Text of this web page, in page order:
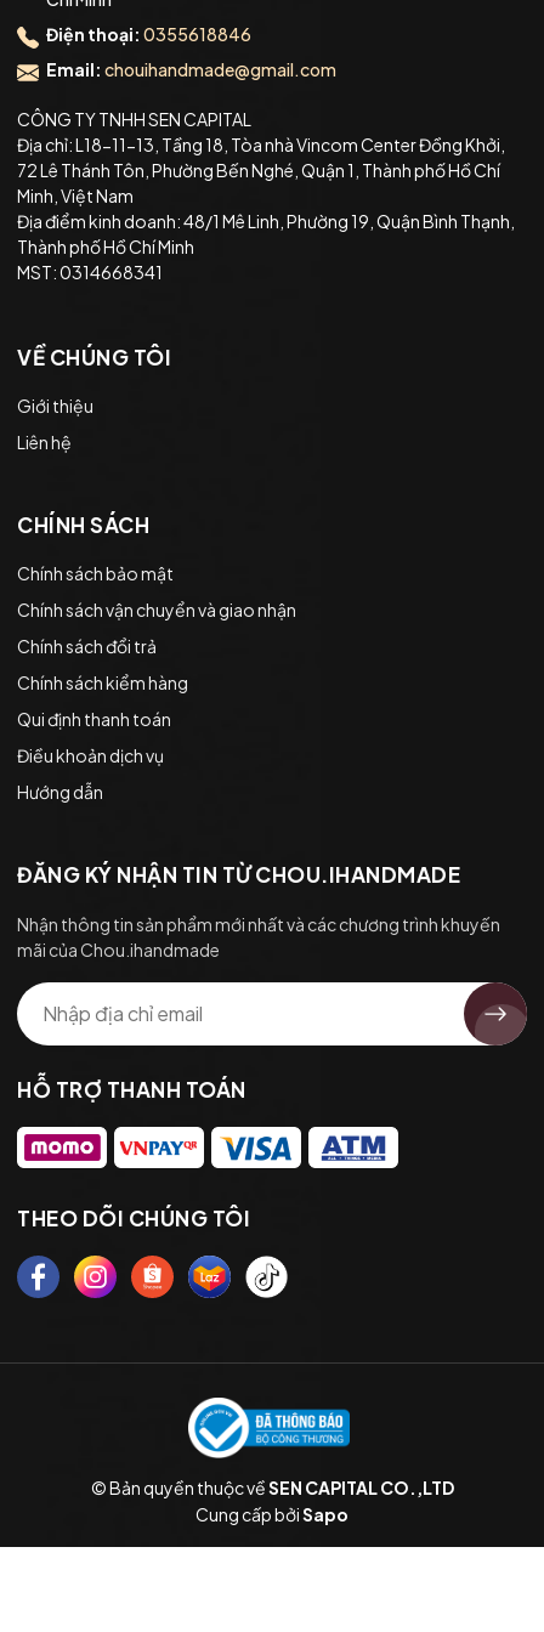
#lensoi #schachenmayr #tuscanytweed
#schachenmayrtuscanytweed
Điện thoại: 0355618846
Email: chouihandmade@gmail.com
CÔNG TY TNHH SEN CAPITAL
Địa chỉ: L18-11-13, Tầng 18, Tòa nhà Vincom Center Đồng Khởi,
72 Lê Thánh Tôn, Phường Bến Nghé, Quận 1, Thành phố Hồ Chí
Minh, Việt Nam
Địa điểm kinh doanh: 48/1 Mê Linh, Phường 19, Quận Bình Thạnh,
Thành phố Hồ Chí Minh
MST: 0314668341
VỀ CHÚNG TÔI
Giới thiệu
Liên hệ
CHÍNH SÁCH
Chính sách bảo mật
Chính sách vận chuyển và giao nhận
Chính sách đổi trả
Chính sách kiểm hàng
Qui định thanh toán
Điều khoản dịch vụ
Hướng dẫn
ĐĂNG KÝ NHẬN TIN TỪ CHOU.IHANDMADE
Nhận thông tin sản phẩm mới nhất và các chương trình khuyến
mãi của Chou.ihandmade
HỖ TRỢ THANH TOÁN
THEO DÕI CHÚNG TÔI
© Bản quyền thuộc vềSEN CAPITAL CO.,LTD
Cung cấp bởiSapo